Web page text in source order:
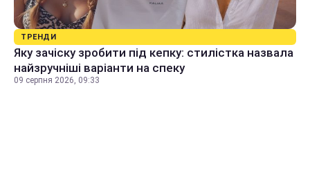
ТРЕНДИ
Яку зачіску зробити під кепку: стилістка назвала
найзручніші варіанти на спеку
09 серпня 2026, 09:33